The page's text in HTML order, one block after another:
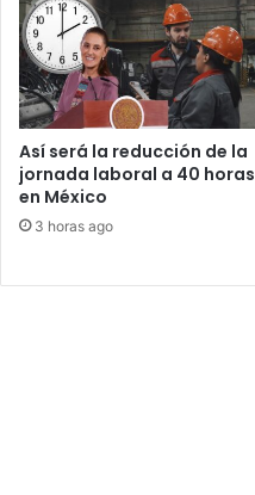
Así será la reducción de la
jornada laboral a 40 horas
en México
3 horas ago